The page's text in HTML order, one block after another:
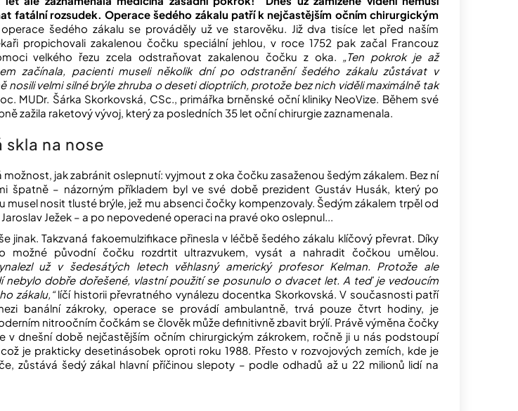
fatální rozsudek. Operace šedého zákalu patří k nejčastějším očním chirurgickým
operace šedého zákalu se prováděly už ve starověku. Již dva tisíce let před naším
propichovali zakalenou čočku speciální jehlou, v roce 1752 pak začal Francouz
velkého řezu zcela odstraňovat zakalenou čočku z oka.
„Ten pokrok je až
začínala, pacienti museli několik dní po odstranění šedého zákalu zůstávat v
nosili velmi silné brýle zhruba o deseti dioptriích, protože bez nich viděli maximálně tak
MUDr. Šárka Skorkovská, CSc., primářka brněnské oční kliniky NeoVize. Během své
zažila raketový vývoj, který za posledních 35 let oční chirurgie zaznamenala.
skla na nose
možnost, jak zabránit oslepnutí: vyjmout z oka čočku zasaženou šedým zákalem. Bez ní
špatně – názorným příkladem byl ve své době prezident Gustáv Husák, který po
musel nosit tlusté brýle, jež mu absenci čočky kompenzovaly. Šedým zákalem trpěl od
Ježek – a po nepovedené operaci na pravé oko oslepnul...
jinak. Takzvaná fakoemulzifikace přinesla v léčbě šedého zákalu klíčový převrat. Díky
možné původní čočku rozdrtit ultrazvukem, vysát a nahradit čočkou umělou.
už v šedesátých letech věhlasný americký profesor Kelman. Protože ale
nebylo dobře dořešené, vlastní použití se posunulo o dvacet let. A teď je vedoucím
zákalu,“líčí historii převratného vynálezu docentka Skorkovská. V současnosti patří
banální zákroky, operace se provádí ambulantně, trvá pouze čtvrt hodiny, je
nitroočním čočkám se člověk může definitivně zbavit brýlí. Právě výměna čočky
v dnešní době nejčastějším očním chirurgickým zákrokem, ročně ji u nás podstoupí
je prakticky desetinásobek oproti roku 1988. Přesto v rozvojových zemích, kde je
zůstává šedý zákal hlavní příčinou slepoty – podle odhadů až u 22 milionů lidí na